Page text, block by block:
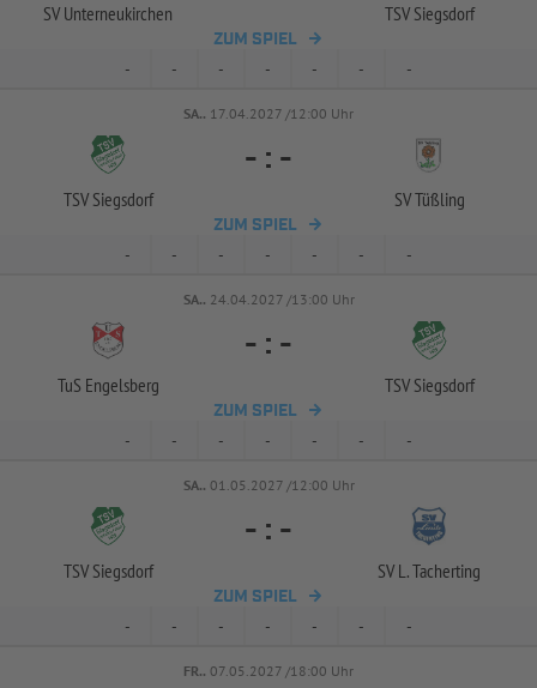
SV Unterneukirchen TSV Siegsdorf
ZUM SPIEL
- - - - - - -
SA.. 17.04.2027 /12:00 Uhr
TSV Siegsdorf
- : -
SV Tüßling
ZUM SPIEL
- - - - - - -
SA.. 24.04.2027 /13:00 Uhr
TuS Engelsberg
- : -
TSV Siegsdorf
ZUM SPIEL
- - - - - - -
SA.. 01.05.2027 /12:00 Uhr
TSV Siegsdorf
- : -
SV L. Tacherting
ZUM SPIEL
- - - - - - -
FR.. 07.05.2027 /18:00 Uhr